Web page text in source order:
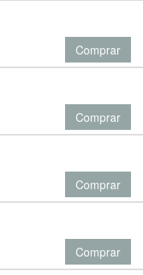
Comprar
Comprar
Comprar
Comprar